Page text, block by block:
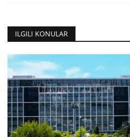
ILGILI KONULAR